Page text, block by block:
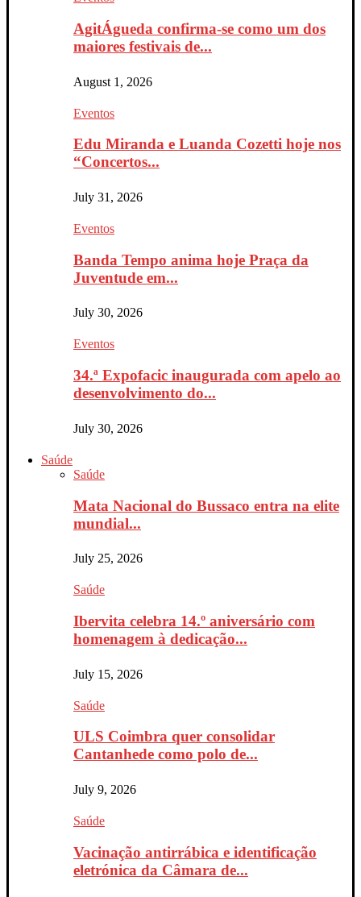
AgitÁgueda confirma-se como um dos
maiores festivais de...
August 1, 2026
Eventos
Edu Miranda e Luanda Cozetti hoje nos
“Concertos...
July 31, 2026
Eventos
Banda Tempo anima hoje Praça da
Juventude em...
July 30, 2026
Eventos
34.ª Expofacic inaugurada com apelo ao
desenvolvimento do...
July 30, 2026
Saúde
Saúde
Mata Nacional do Bussaco entra na elite
mundial...
July 25, 2026
Saúde
Ibervita celebra 14.º aniversário com
homenagem à dedicação...
July 15, 2026
Saúde
ULS Coimbra quer consolidar
Cantanhede como polo de...
July 9, 2026
Saúde
Vacinação antirrábica e identificação
eletrónica da Câmara de...